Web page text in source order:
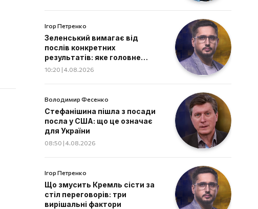
Ігор Петренко
Зеленський вимагає від
послів конкретних
результатів: яке головне
завдання дипломатів
10:20 | 4.08.2026
Володимир Фесенко
Стефанішина пішла з посади
посла у США: що це означає
для України
08:50 | 4.08.2026
Ігор Петренко
Що змусить Кремль сісти за
стіл переговорів: три
вирішальні фактори